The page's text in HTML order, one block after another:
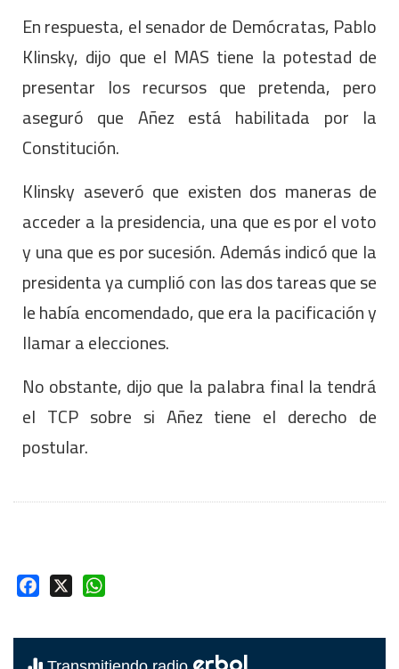
En respuesta, el senador de Demócratas, Pablo
Klinsky, dijo que el MAS tiene la potestad de
presentar los recursos que pretenda, pero
aseguró que Añez está habilitada por la
Constitución.
Klinsky aseveró que existen dos maneras de
acceder a la presidencia, una que es por el voto
y una que es por sucesión. Además indicó que la
presidenta ya cumplió con las dos tareas que se
le había encomendado, que era la pacificación y
llamar a elecciones.
No obstante, dijo que la palabra final la tendrá
el TCP sobre si Añez tiene el derecho de
postular.
Facebook